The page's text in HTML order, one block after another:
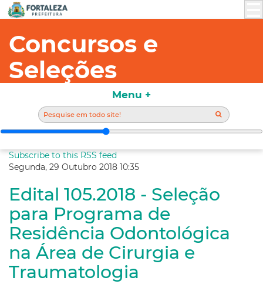
Concursos e
Seleções
Subscribe to this RSS feed
Segunda, 29 Outubro 2018 10:35
Edital 105.2018 - Seleção
para Programa de
Residência Odontológica
na Área de Cirurgia e
Traumatologia